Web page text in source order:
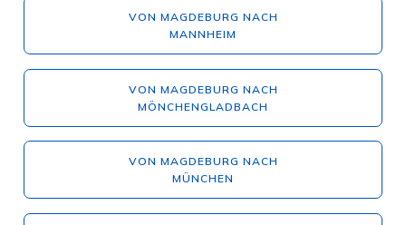
VON MAGDEBURG NACH
MANNHEIM
VON MAGDEBURG NACH
MÖNCHENGLADBACH
VON MAGDEBURG NACH
MÜNCHEN